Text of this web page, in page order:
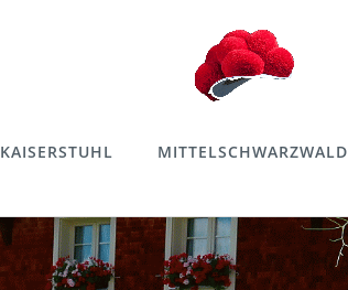
KAISERSTUHL MITTELSCHWARZWALD